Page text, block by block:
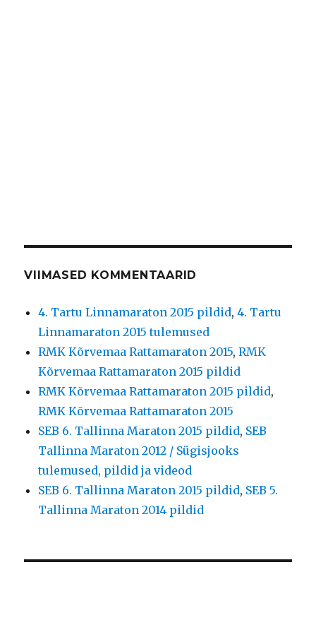
VIIMASED KOMMENTAARID
4. Tartu Linnamaraton 2015 pildid,4. Tartu
Linnamaraton 2015 tulemused
RMK Kõrvemaa Rattamaraton 2015,RMK
Kõrvemaa Rattamaraton 2015 pildid
RMK Kõrvemaa Rattamaraton 2015 pildid,
RMK Kõrvemaa Rattamaraton 2015
SEB 6. Tallinna Maraton 2015 pildid, SEB
Tallinna Maraton 2012 / Sügisjooks
tulemused, pildid ja videod
SEB 6. Tallinna Maraton 2015 pildid, SEB 5.
Tallinna Maraton 2014 pildid